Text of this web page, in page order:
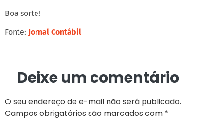
Boa sorte!
Fonte: Jornal Contábil
Deixe um comentário
O seu endereço de e-mail não será publicado.
Campos obrigatórios são marcados com *